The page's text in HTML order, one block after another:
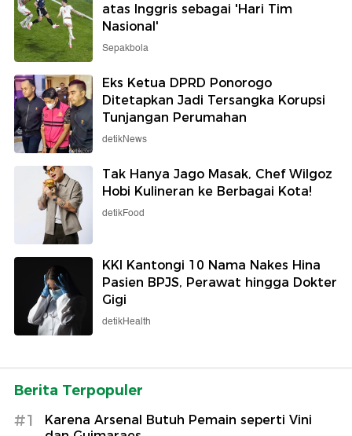
atas Inggris sebagai 'Hari Tim
Nasional'
Sepakbola
Eks Ketua DPRD Ponorogo
Ditetapkan Jadi Tersangka Korupsi
Tunjangan Perumahan
detikNews
Tak Hanya Jago Masak, Chef Wilgoz
Hobi Kulineran ke Berbagai Kota!
detikFood
KKI Kantongi 10 Nama Nakes Hina
Pasien BPJS, Perawat hingga Dokter
Gigi
detikHealth
Berita Terpopuler
#1
Karena Arsenal Butuh Pemain seperti Vini